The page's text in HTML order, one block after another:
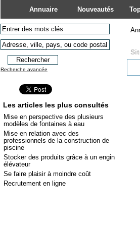
Annuaire Nouveautés
Recherche avancée
Les articles les plus consultés
Mise en perspective des plusieurs
modèles de fontaines à eau
Mise en relation avec des
professionnels de la construction de
piscine
Stocker des produits grâce à un engin
élévateur
Se faire plaisir à moindre coût
Recrutement en ligne